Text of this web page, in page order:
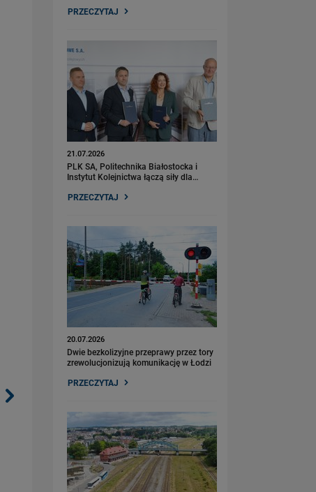
PRZECZYTAJ
21.07.2026
PLK SA, Politechnika Białostocka i
Instytut Kolejnictwa łączą siły dla…
PRZECZYTAJ
20.07.2026
Dwie bezkolizyjne przeprawy przez tory
zrewolucjonizują komunikację w Łodzi
PRZECZYTAJ